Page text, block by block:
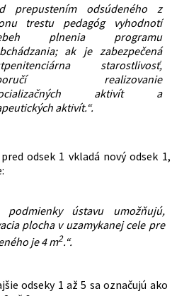
prepustením odsúdeného z
trestu pedagóg vyhodnotí
plnenia programu
ak je zabezpečená
starostlivosť,
realizovanie
aktivít a
aktivít.“.
odsek 1 vkladá nový odsek 1,
ústavu umožňujú,
plocha v uzamykanej cele pre
je 4 m2.“.
odseky 1 až 5 sa označujú ako